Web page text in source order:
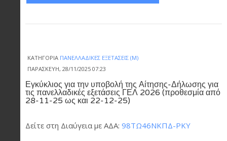
ΚΑΤΗΓΟΡΊΑ ΠΑΝΕΛΛΑΔΙΚΈΣ ΕΞΕΤΆΣΕΙΣ (Μ)
ΠΑΡΑΣΚΕΥΉ, 28/11/2025 07:23
Εγκύκλιος για την υποβολή της Αίτησης-Δήλωσης για
τις πανελλαδικές εξετάσεις ΓΕΛ 2026 (προθεσμία από
28-11-25 ως και 22-12-25)
Δείτε στη Διαύγεια με ΑΔΑ: 98ΤΩ46ΝΚΠΔ-ΡΚΥ